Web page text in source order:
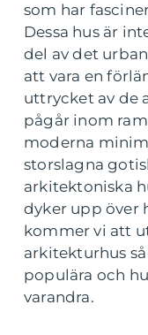
som har
Dessa hus är
del av det
att vara en
uttrycket av de
pågår inom
moderna
storslagna
arkitektoniska
dyker upp över
kommer vi att
arkitekturhus
populära och
varandra.